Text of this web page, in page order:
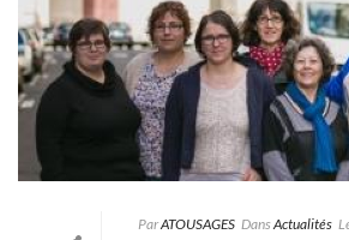
ParATOUSAGES DansActualités